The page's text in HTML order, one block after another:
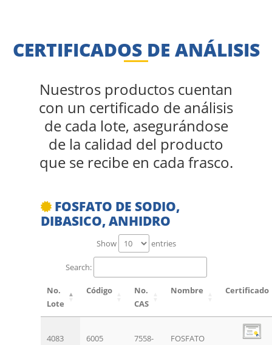
CERTIFICADOS DE ANÁLISIS
Nuestros productos cuentan
con un certificado de análisis
de cada lote, asegurándose
de la calidad del producto
que se recibe en cada frasco.
FOSFATO DE SODIO,
DIBASICO, ANHIDRO
Show entries
Search:
No.
Lote
Código
No.
CAS
Nombre Certificado
4083 6005
7558-
FOSFATO